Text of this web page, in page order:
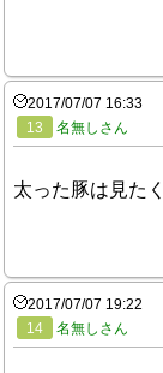
2017/07/07 16:33
13
名無しさん
太った豚は見た
2017/07/07 19:22
14
名無しさん